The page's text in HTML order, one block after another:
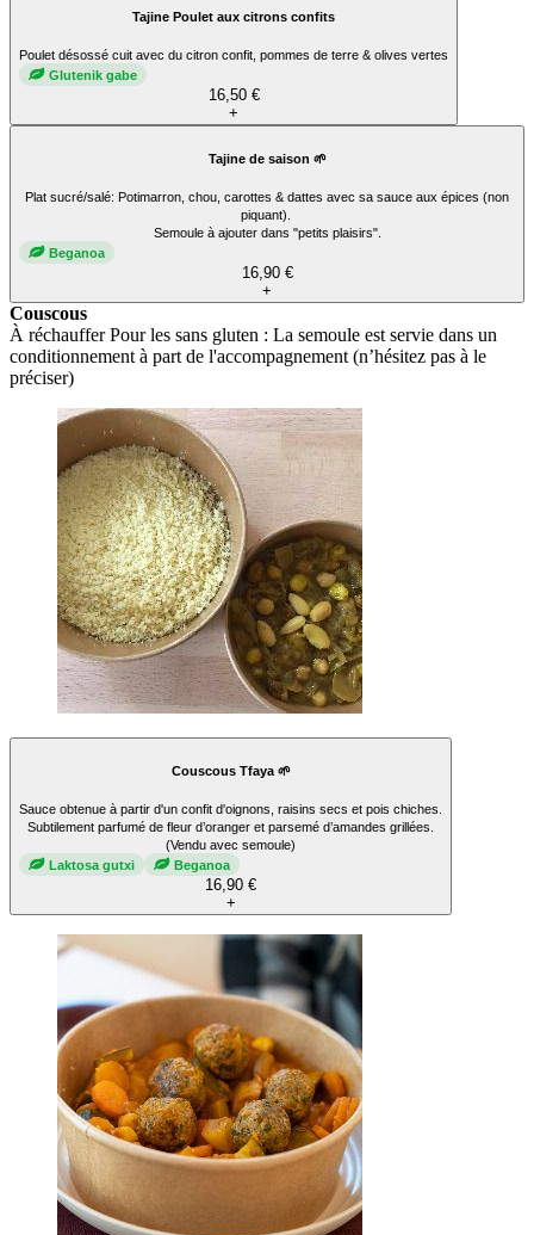
Tajine Poulet aux citrons confits
Poulet désossé cuit avec du citron confit, pommes de terre & olives vertes
Glutenik gabe
16,50 €
+
Tajine de saison 🌱
Plat sucré/salé: Potimarron, chou, carottes & dattes avec sa sauce aux épices (non
piquant).
Semoule à ajouter dans "petits plaisirs".
Beganoa
16,90 €
+
Couscous
À réchauffer Pour les sans gluten : La semoule est servie dans un
conditionnement à part de l'accompagnement (n’hésitez pas à le
préciser)
Couscous Tfaya 🌱
Sauce obtenue à partir d'un confit d'oignons, raisins secs et pois chiches.
Subtilement parfumé de fleur d’oranger et parsemé d’amandes grillées.
(Vendu avec semoule)
Laktosa gutxi
Beganoa
16,90 €
+